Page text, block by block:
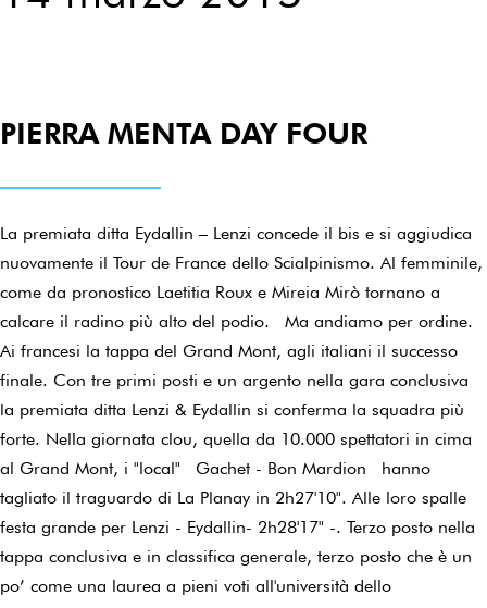
PIERRA MENTA DAY FOUR
La premiata ditta Eydallin – Lenzi concede il bis e si aggiudica
nuovamente il Tour de France dello Scialpinismo. Al femminile,
come da pronostico Laetitia Roux e Mireia Mirò tornano a
calcare il radino più alto del podio. Ma andiamo per ordine.
Ai francesi la tappa del Grand Mont, agli italiani il successo
finale. Con tre primi posti e un argento nella gara conclusiva
la premiata ditta Lenzi & Eydallin si conferma la squadra più
forte. Nella giornata clou, quella da 10.000 spettatori in cima
al Grand Mont, i "local" Gachet - Bon Mardion hanno
tagliato il traguardo di La Planay in 2h27'10". Alle loro spalle
festa grande per Lenzi - Eydallin- 2h28'17" -. Terzo posto nella
tappa conclusiva e in classifica generale, terzo posto che è un
po’ come una laurea a pieni voti all'università dello